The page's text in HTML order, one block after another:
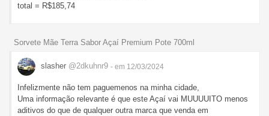
total = R$185,74
Sorvete Mãe Terra Sabor Açaí Premium Pote 700ml
slasher @2dkuhnr9 - em 12/03/2024
Infelizmente não tem paguemenos na minha cidade,
Uma informação relevante é que este Açaí vai MUUUUITO menos
aditivos do que de qualquer outra marca que venda em